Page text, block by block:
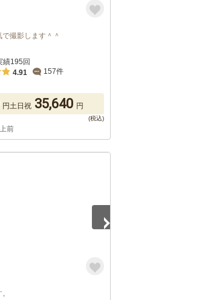
撮影します＾＾
績195回
4.91
157件
円土日祝 35,640 円
前